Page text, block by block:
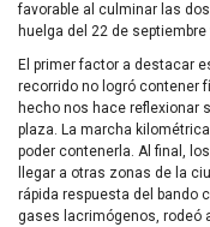
favorable al culminar las
huelga del 22 de
El primer factor a destacar
recorrido no logró contener
hecho nos hace reflexionar
plaza. La marcha
poder contenerla. Al final,
llegar a otras zonas de la
rápida respuesta del bando
gases lacrimógenos, rodeó